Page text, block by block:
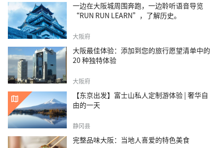
一边在大阪城周围奔跑，一边聆听语音导览
“RUN RUN LEARN”，了解历史。
大阪府
大阪最佳体验：添加到您的旅行愿望清单中的
20 种独特体验
大阪府
【东京出发】富士山私人定制游体验 | 奢华自
由的一天
静冈县
完整品味大阪：当地人喜爱的特色美食